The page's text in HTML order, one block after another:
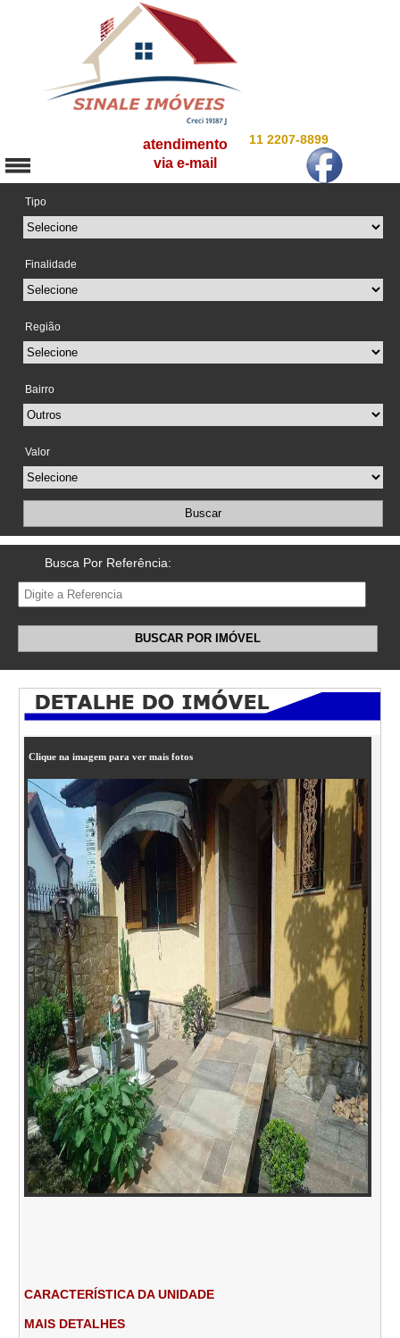
11 2207-8899
atendimento
via e-mail
Tipo
Finalidade
Região
Bairro
Valor
Buscar
Busca Por Referência:
BUSCAR POR IMÓVEL
Clique na imagem para ver mais fotos
CARACTERÍSTICA DA UNIDADE
MAIS DETALHES